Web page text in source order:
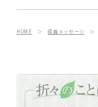
ARS HOMEとは
- ARS WAY
お知らせ
HOME ＞役員メッセージ ＞